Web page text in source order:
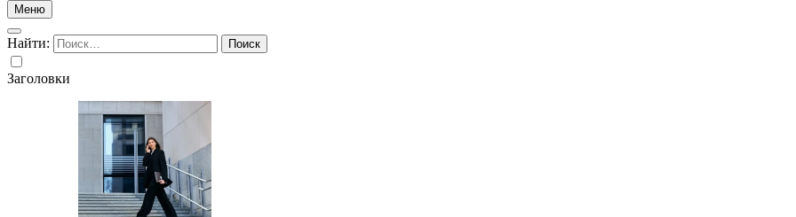
Меню
Найти:
Заголовки